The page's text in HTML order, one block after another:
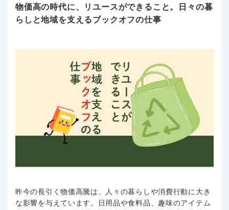
物価高の時代に、リユースができること。日々の暮
らしと地域を支えるブックオフの仕事
昨今の長引く物価高騰は、人々の暮らしや消費行動に大き
な影響を与えています。日用品や食料品、趣味のアイテム